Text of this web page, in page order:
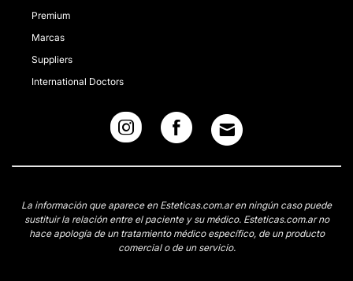
Premium
Marcas
Suppliers
International Doctors
La información que aparece en Esteticas.com.ar en ningún caso puede
sustituir la relación entre el paciente y su médico. Esteticas.com.ar no
hace apología de un tratamiento médico específico, de un producto
comercial o de un servicio.